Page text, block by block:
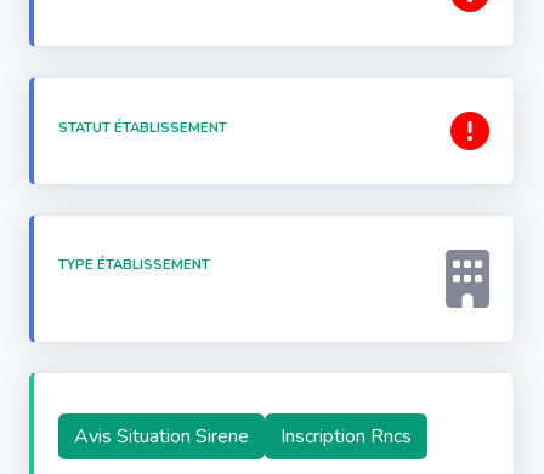
STATUT ÉTABLISSEMENT
TYPE ÉTABLISSEMENT
Avis Situation Sirene Inscription Rncs